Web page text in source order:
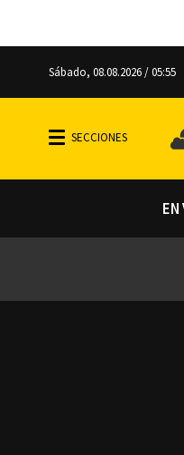
Sábado, 08.08.2026 / 05:55
EN